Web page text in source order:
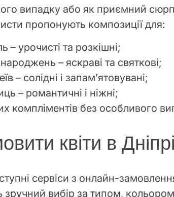
випадку або як приємний
пропонують композиції для:
– урочисті та розкішні;
– яскраві та святкові;
– солідні і запам’ятовувані;
– романтичні і ніжні;
компліментів без особливого
квіти в Дніпрі
сервіси з онлайн-
вибір за типом, кольором